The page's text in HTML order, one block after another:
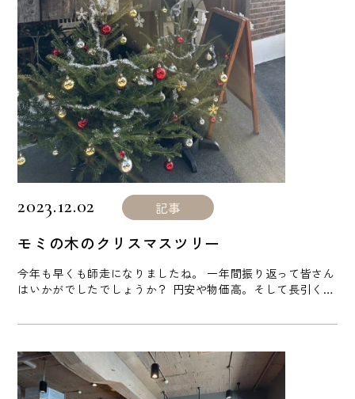
モミの木のクリスマスツリー
2023.12.02 記事
今年も早くも師走になりましたね。 一年間振り返って皆さん
はいかがでしたでしょうか？ 円安や物価高。そして長引く各
かったです。 そんな一年でしたが今年もノルウエーから 本
ミの木は雰囲気があり見ているだけでも飽きることがありま
せん。 スタッフのみんなでツリーの飾りつけをしました。
今年のクリスマ [...]